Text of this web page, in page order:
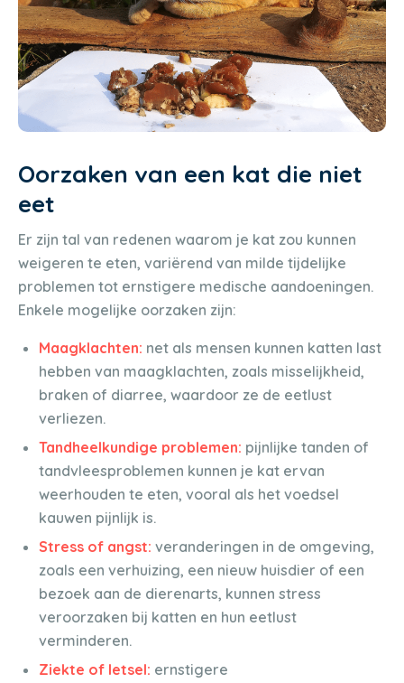
Oorzaken van een kat die niet
eet
Er zijn tal van redenen waarom je kat zou kunnen
weigeren te eten, variërend van milde tijdelijke
problemen tot ernstigere medische aandoeningen.
Enkele mogelijke oorzaken zijn:
Maagklachten: net als mensen kunnen katten last
hebben van maagklachten, zoals misselijkheid,
braken of diarree, waardoor ze de eetlust
verliezen.
Tandheelkundige problemen: pijnlijke tanden of
tandvleesproblemen kunnen je kat ervan
weerhouden te eten, vooral als het voedsel
kauwen pijnlijk is.
Stress of angst: veranderingen in de omgeving,
zoals een verhuizing, een nieuw huisdier of een
bezoek aan de dierenarts, kunnen stress
veroorzaken bij katten en hun eetlust
verminderen.
Ziekte of letsel: ernstigere